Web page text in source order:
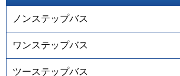
ノンステップバス
ワンステップバス
ツーステップバス